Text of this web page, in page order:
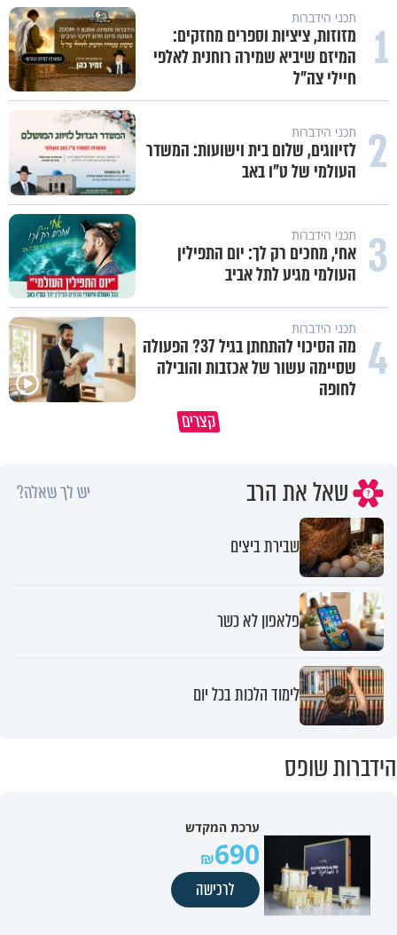
1 תכני הידברות
מזוזות, ציציות וספרים מחזקים:
המיזם שיביא שמירה רוחנית לאלפי
חיילי צה"ל
2 תכני הידברות
לזיווגים, שלום בית וישועות: המשדר
העולמי של ט"ו באב
3 תכני הידברות
אחי, מחכים רק לך: יום התפילין
העולמי מגיע לתל אביב
4 תכני הידברות
מה הסיכוי להתחתן בגיל 37? הפעולה
שסיימה עשור של אכזבות והובילה
לחופה
קצרים
סגולה בבוקר להסרת חששות ופחדים
במבט לאחור - האם התקופה
שאל את הרב יש לך שאלה?
שבירת ביצים
פלאפון לא כשר
לימוד הלכות בכל יום
הידברות שופס
ערכת המקדש
690
לרכישה